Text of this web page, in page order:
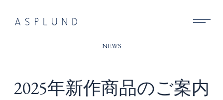
BUSINESS
COMPANY
NEWS
2025年新作商品のご案内